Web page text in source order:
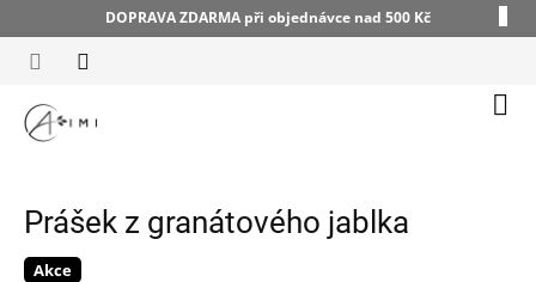
na
obsah
DOPRAVA ZDARMA při objednávce nad 500 Kč
Prášek z granátového jablka
Akce